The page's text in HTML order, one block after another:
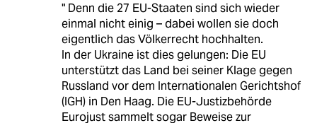
" Denn die 27 EU-Staaten sind sich wieder
einmal nicht einig – dabei wollen sie doch
eigentlich das Völkerrecht hochhalten.
In der Ukraine ist dies gelungen: Die EU
unterstützt das Land bei seiner Klage gegen
Russland vor dem Internationalen Gerichtshof
(IGH) in Den Haag. Die EU-Justizbehörde
Eurojust sammelt sogar Beweise zur